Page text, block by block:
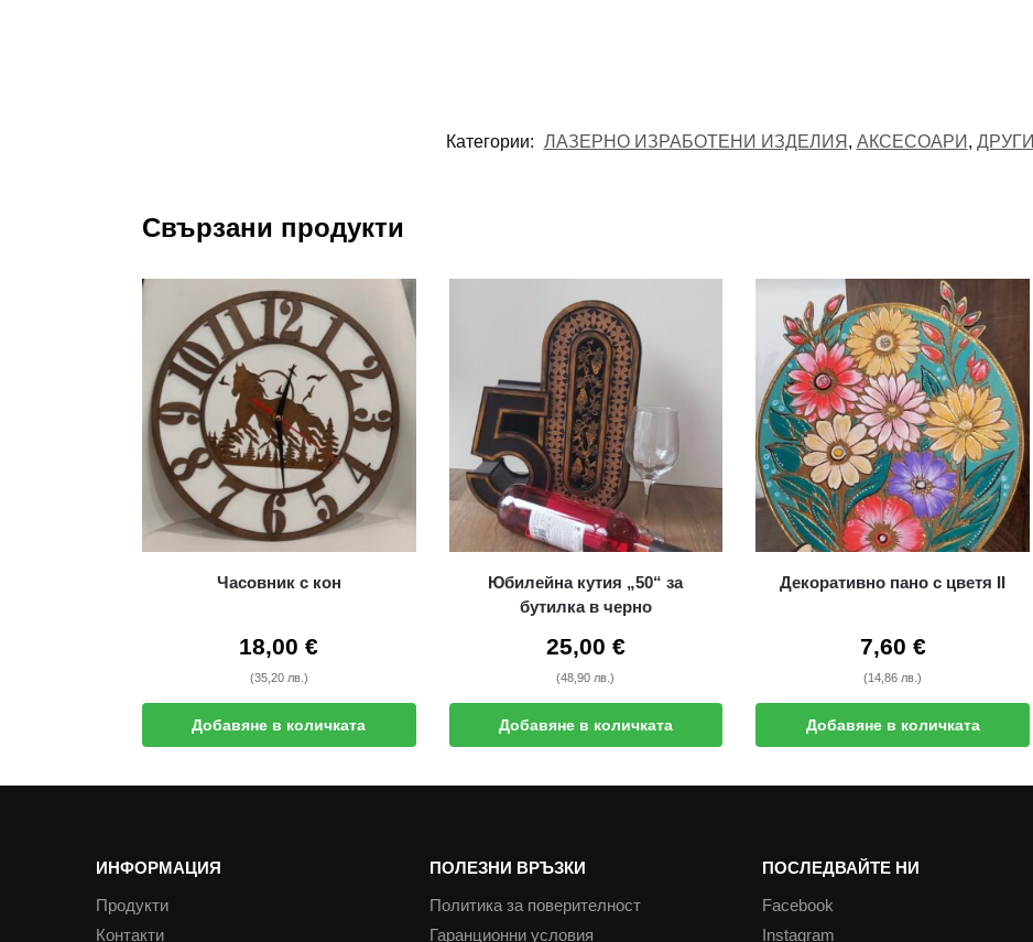
Категории: ЛАЗЕРНО ИЗРАБОТЕНИ ИЗДЕЛИЯ , АКСЕСОАРИ , ДРУГИ
Свързани продукти
Часовник с кон
18,00€
(35,20 лв.)
Добавяне в количката
Юбилейна кутия „50“ за
бутилка в черно
25,00 €
(48,90 лв.)
Добавяне в количката
Декоративно пано с цветя II
7,60 €
(14,86 лв.)
Добавяне в количката
ИНФОРМАЦИЯ
Продукти
Контакти
ПОЛЕЗНИ ВРЪЗКИ
Политика за поверителност
Гаранционни условия
ПОСЛЕДВАЙТЕ НИ
Facebook
Instagram